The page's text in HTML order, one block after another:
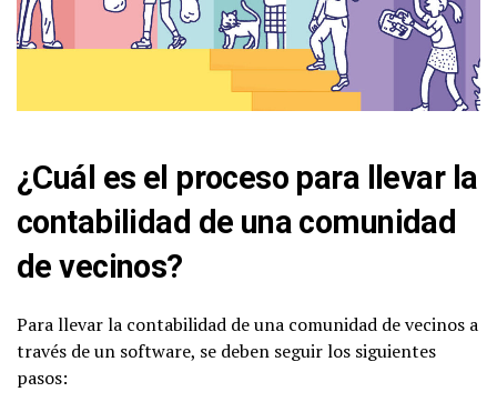
¿Cuál es el proceso para llevar la
contabilidad de una comunidad
de vecinos?
Para llevar la contabilidad de una comunidad de vecinos a
través de un software, se deben seguir los siguientes
pasos: